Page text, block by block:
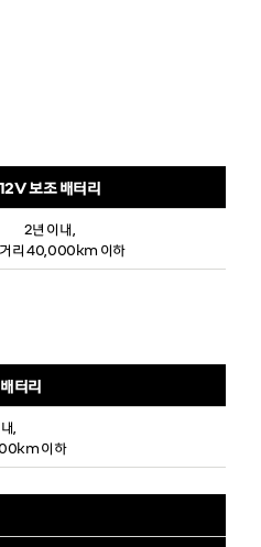
12V 보조 배터리
2년 이내,
리 40,000km 이하
터리
,
이하